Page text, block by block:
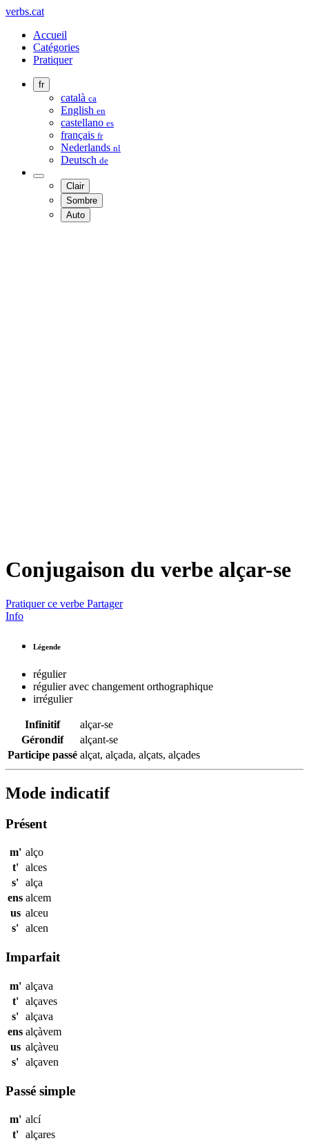
verbs.cat
Accueil
Catégories
Pratiquer
fr
català ca
English en
castellano es
français fr
Nederlands nl
Deutsch de
Clair
Sombre
Auto
Conjugaison du verbe alçar-se
Pratiquer ce verbe Partager
Info
Légende
régulier
régulier avec changement orthographique
irrégulier
Infinitif
alçar-se
Gérondif
alçant-se
Participe passé alçat, alçada, alçats, alçades
Mode indicatif
Présent
m' alço
t'
alces
s' alça
ens alcem
us alceu
s' alcen
Imparfait
m' alçava
t'
alçaves
s' alçava
ens alçàvem
us alçàveu
s' alçaven
Passé simple
m' alcí
t'
alçares